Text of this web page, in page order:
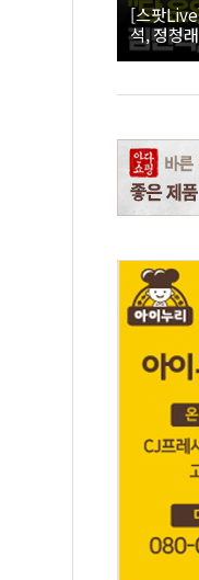
[스팟
석, 정청
당대표·